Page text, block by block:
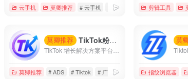
# 住宅代理 # 国家备案专线
云手机 莫卿推荐 # 云手机 # 低成本 # 海外云手机
剪辑工具
莫卿推荐 TikTok粉丝增长优化
莫卿推荐 # ADS # Tiktok # 广告投放
莫
指纹浏览器